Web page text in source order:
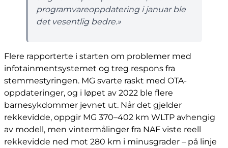
programvareoppdatering i januar ble
det vesentlig bedre.»
Flere rapporterte i starten om problemer med
infotainmentsystemet og treg respons fra
stemmestyringen. MG svarte raskt med OTA-
oppdateringer, og i løpet av 2022 ble flere
barnesykdommer jevnet ut. Når det gjelder
rekkevidde, oppgir MG 370–402 km WLTP avhengig
av modell, men vintermålinger fra NAF viste reell
rekkevidde ned mot 280 km i minusgrader – på linje